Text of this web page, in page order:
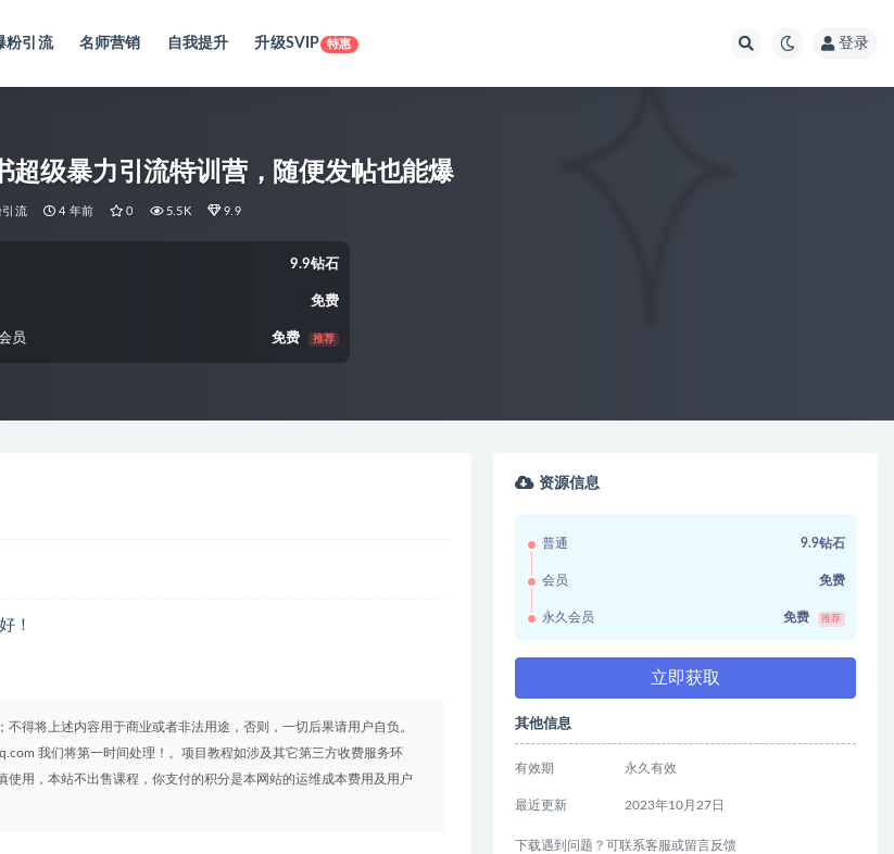
粉引流 名师营销 自我提升 升级SVIP 特惠 登录
超级暴力引流特训营，随便发帖也能爆
引流 4 年前 0 5.5K 9.9
9.9钻石
免费
员 免费 推荐
！
得将上述内容用于商业或者非法用途，否则，一切后果请用户自负。
我们将第一时间处理！。项目教程如涉及其它第三方收费服务环
用，本站不出售课程，你支付的积分是本网站的运维成本费用及用户
资源信息
普通 9.9钻石
会员 免费
永久会员 免费 推荐
立即获取
其他信息
有效期 永久有效
最近更新 2023年10月27日
下载遇到问题？可联系客服或留言反馈